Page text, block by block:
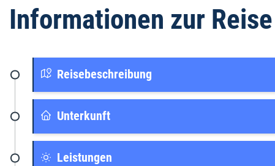
Informationen zur Reise
Reisebeschreibung
Unterkunft
Leistungen